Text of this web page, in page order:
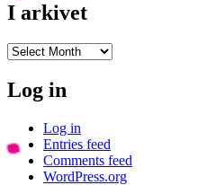
I arkivet
Log in
Log in
Entries feed
Comments feed
WordPress.org